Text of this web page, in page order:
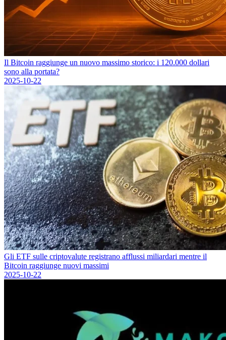
Il Bitcoin raggiunge un nuovo massimo storico: i 120.000 dollari
sono alla portata?
2025-10-22
Gli ETF sulle criptovalute registrano afflussi miliardari mentre il
Bitcoin raggiunge nuovi massimi
2025-10-22